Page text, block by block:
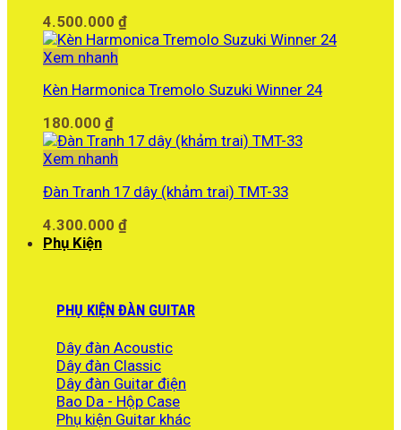
4.500.000 ₫
Xem nhanh
Kèn Harmonica Tremolo Suzuki Winner 24
180.000 ₫
Xem nhanh
Đàn Tranh 17 dây (khảm trai) TMT-33
4.300.000 ₫
Phụ Kiện
PHỤ KIỆN ĐÀN GUITAR
Dây đàn Acoustic
Dây đàn Classic
Dây đàn Guitar điện
Bao Da - Hộp Case
Phụ kiện Guitar khác